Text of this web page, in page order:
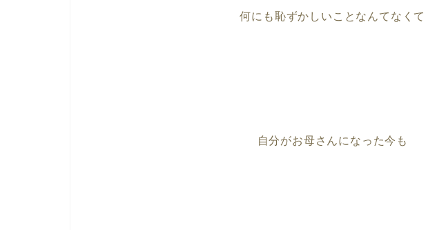
何にも恥ずかしいことなんてなくて
自分がお母さんになった今も